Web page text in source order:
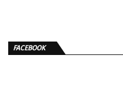
FACEBOOK